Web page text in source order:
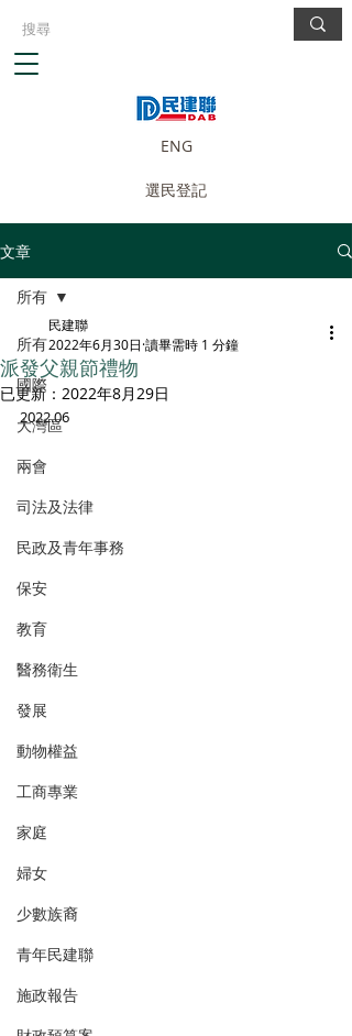
ENG
選民登記
文章
所有
國際
大灣區
兩會
司法及法律
民政及青年事務
保安
教育
醫務衛生
發展
動物權益
工商專業
家庭
婦女
少數族裔
青年民建聯
施政報告
所有
派發父親節禮物
民建聯
2022年6月30日 讀畢需時 1 分鐘
已更新： 2022年8月29日
2022.06